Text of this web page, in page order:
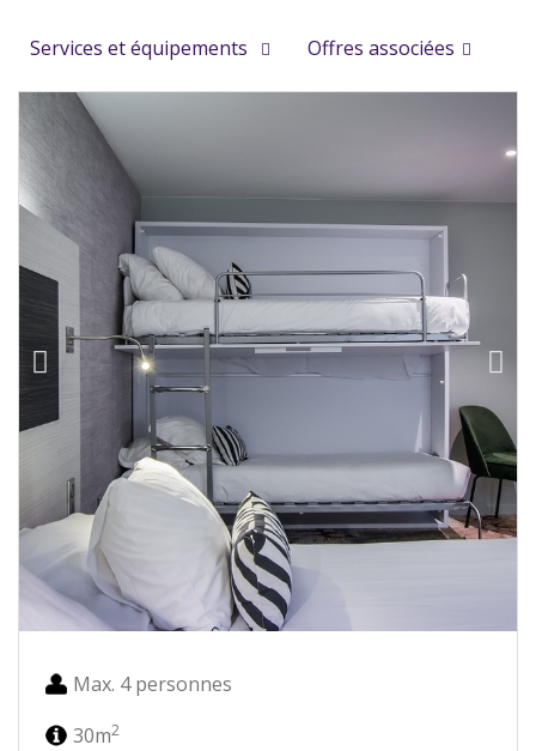
Services et équipements Offres associées
Max. 4 personnes
30m2